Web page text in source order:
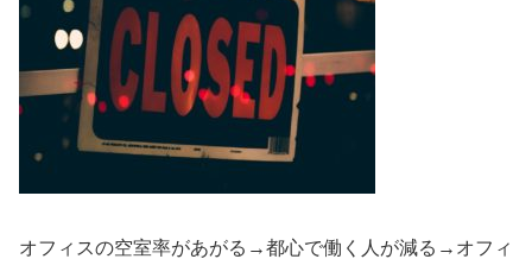
オフィスの空室率があがる→都心で働く人が減る→オフィ